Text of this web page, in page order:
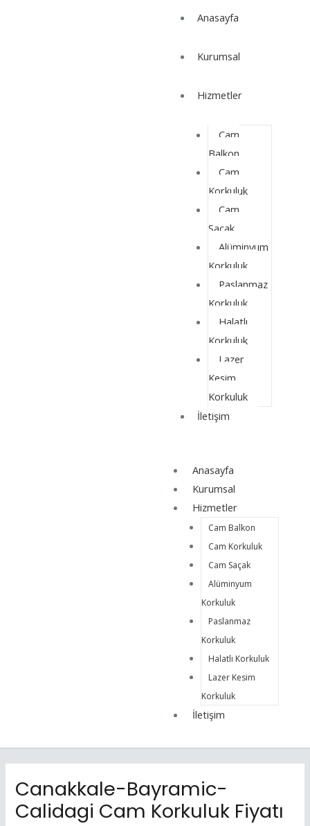
Anasayfa
Kurumsal
Hizmetler
Cam
Balkon
Cam
Korkuluk
Cam
Saçak
Alüminyum
Korkuluk
Paslanmaz
Korkuluk
Halatlı
Korkuluk
Lazer
Kesim
Korkuluk
İletişim
Anasayfa
Kurumsal
Hizmetler
Cam Balkon
Cam Korkuluk
Cam Saçak
Alüminyum
Korkuluk
Paslanmaz
Korkuluk
Halatlı Korkuluk
Lazer Kesim
Korkuluk
İletişim
Canakkale-Bayramic-
Calidagi Cam Korkuluk Fiyatı